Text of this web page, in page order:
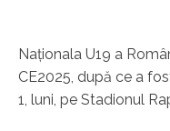
Naţionala U19 a
CE2025, după ce a
1, luni, pe Stadionul